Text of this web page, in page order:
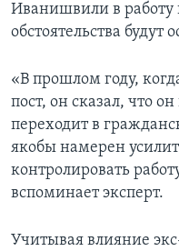
Иванишвили в работу
обстоятельства будут
«В прошлом году,
пост, он сказал, что
переходит в
якобы намерен
контролировать
вспоминает эксперт.
Учитывая влияние